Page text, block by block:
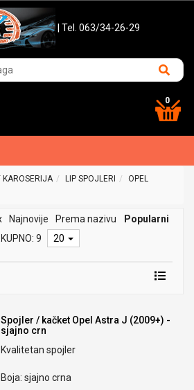
| Tel. 063/34-26-29
0
KAROSERIJA LIP SPOJLERI
OPEL
Najnovije Prema nazivu
Popularni
9
20
Spojler / kačket Opel Astra J (2009+) -
sjajno crn
Kvalitetan spojler
Boja: sjajno crna